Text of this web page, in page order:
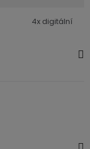
4x digitální